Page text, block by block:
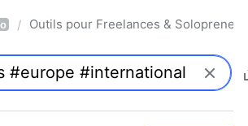
/ Outils pour Freelances &